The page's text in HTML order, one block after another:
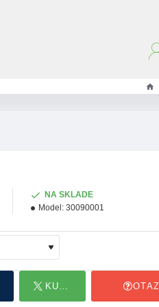
h
NA SKLADE
Model: 30090001
KÚPIŤ HNEĎ